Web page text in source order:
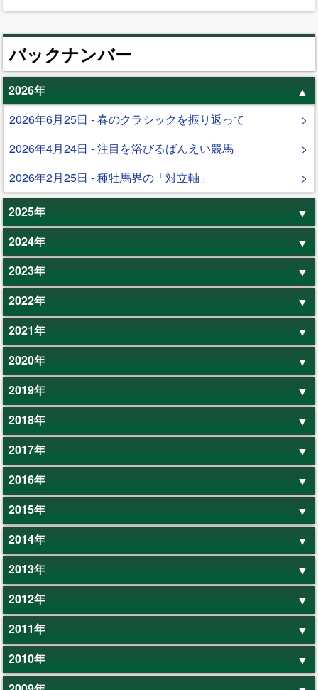
バックナンバー
2026年
2026年6月25日 - 春のクラシックを振り返って
2026年4月24日 - 注目を浴びるばんえい競馬
2026年2月25日 - 種牡馬界の「対立軸」
2025年
2024年
2023年
2022年
2021年
2020年
2019年
2018年
2017年
2016年
2015年
2014年
2013年
2012年
2011年
2010年